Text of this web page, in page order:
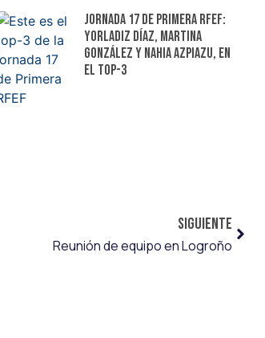
Jornada 17 de Primera RFEF:
Yorladiz Díaz, Martina
González y Nahia Azpiazu, en
el top-3
SIGUIENTE
Reunión de equipo en Logroño